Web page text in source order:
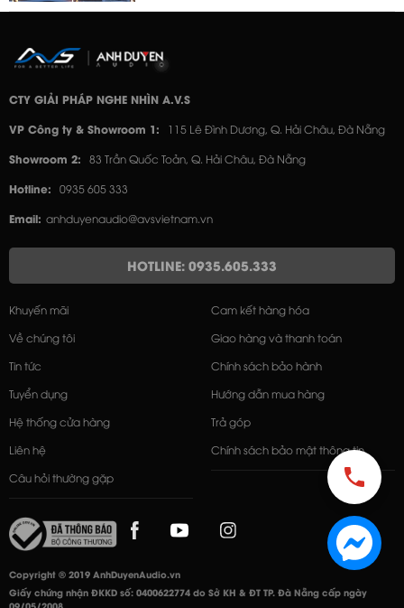
CTY GIẢI PHÁP NGHE NHÌN A.V.S
VP Công ty & Showroom 1: 115 Lê Đình Dương, Q. Hải Châu, Đà Nẵng
Showroom 2: 83 Trần Quốc Toản, Q. Hải Châu, Đà Nẵng
Hotline: 0935 605 333
Email: anhduyenaudio@avsvietnam.vn
HOTLINE: 0935.605.333
Khuyến mãi
Về chúng tôi
Tin tức
Tuyển dụng
Hệ thống cửa hàng
Liên hệ
Câu hỏi thường gặp
Cam kết hàng hóa
Giao hàng và thanh toán
Chính sách bảo hành
Hướng dẫn mua hàng
Trả góp
Chính sách bảo mật thông tin
Copyright © 2019 AnhDuyenAudio.vn
Giấy chứng nhận ĐKKD số: 0400622774 do Sở KH & ĐT TP. Đà Nẵng cấp ngày